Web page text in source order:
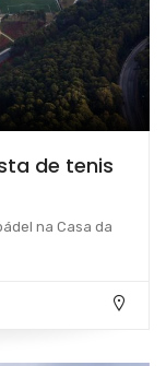
de tenis
na Casa da